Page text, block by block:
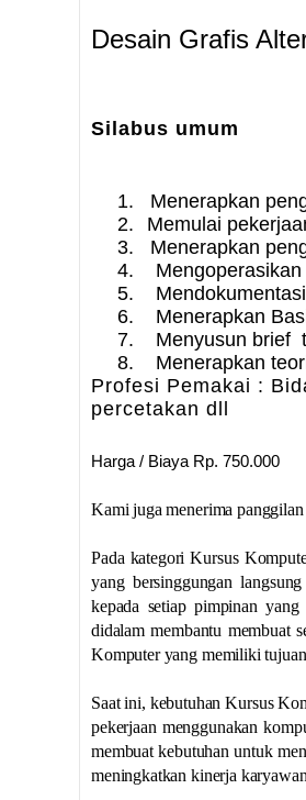
Desain Grafis
Silabus umum
1.
Menerapkan
2.
Memulai
3.
Menerapkan
4.
5.
6.
Menerapkan
7.
Menyusun brief
8.
Menerapkan
Profesi Pemakai :
percetakan dll
Harga / Biaya Rp. 750.000
Kami juga menerima
Pada kategori Kursus
yang bersinggungan
kepada setiap pimpinan
didalam membantu membuat
Komputer yang memiliki tujuan
Saat ini, kebutuhan Kursus
pekerjaan menggunakan
membuat kebutuhan untuk
meningkatkan kinerja